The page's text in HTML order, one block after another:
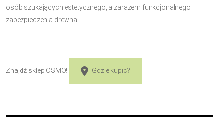
osób szukających estetycznego, a zarazem funkcjonalnego
zabezpieczenia drewna.
Znajdź sklep OSMO! Gdzie kupic?